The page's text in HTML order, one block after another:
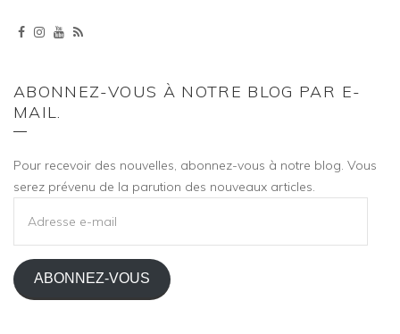
ABONNEZ-VOUS À NOTRE BLOG PAR E-
MAIL.
Pour recevoir des nouvelles, abonnez-vous à notre blog. Vous
serez prévenu de la parution des nouveaux articles.
MAIL
ABONNEZ-VOUS